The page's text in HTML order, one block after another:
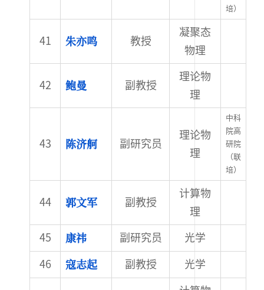
培）
朱亦鸣 教授
凝聚态
物理
鲍曼 副教授
理论物
理
陈济舸 副研究员
理论物
理
中科
院高
研院
（联
培）
郭文军 副教授
计算物
理
康祎 副研究员 光学
寇志起 副教授 光学